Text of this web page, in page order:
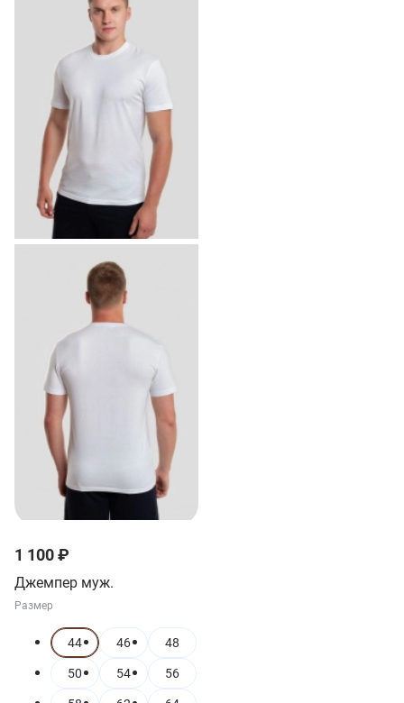
1 100 ₽
Джемпер муж.
Размер
44 46 48
50 54 56